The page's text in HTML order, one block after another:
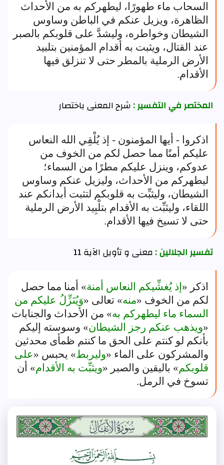
السحاب ماء طهورًا، ليطهركم به من الأحداث
الظاهرة، ويزيل عنكم في الباطن وساوس
الشيطان وخواطره، وليشدَّ على قلوبكم بالصبر
عند القتال، ويثبت به أقدام المؤمنين بتلبيد
الأرض الرملية بالمطر حتى لا تنزلق فيها
الأقدام.
المختصر في التفسير :شرح المعنى باختصار
اذكروا - أيها المؤمنون - إذ يُلْقِي الله النعاس
عليكم أمنًا مما حصل لكم من الخوف من
عدوكم، وينزل عليكم مطرًا من السماء؛
ليطهركم من الأحداث، وليزيل عنكم وساوس
الشيطان، وليثبِّت به قلوبكم لتثبت أبدانكم عند
اللقاء، وليثبِّت به الأقدام بتلْبِيد الأرض الرملية
حتى لا تسيخ فيها الأقدام.
تفسير الجلالين :معنى و تأويل الآية 11
اذكر « إذ يُغشِّيكم النعاس أمنة» أمنا مما حصل
لكم من الخوف «منه» تعالى «وَيُنَزِّلُ عليكم من
السماء ماء ليطهركم به» من الأحداث والجنابات
«ويذهب عنكم رجز الشيطان» وسوسته إليكم
بأنكم لو كنتم على الحق ما كنتم ظمأى محدثين
والمشركون على الماء «وليربط» يحبس «على
قلوبكم» باليقين والصبر «ويثبِّت به الأقدام» أن
تسوخ في الرمل.